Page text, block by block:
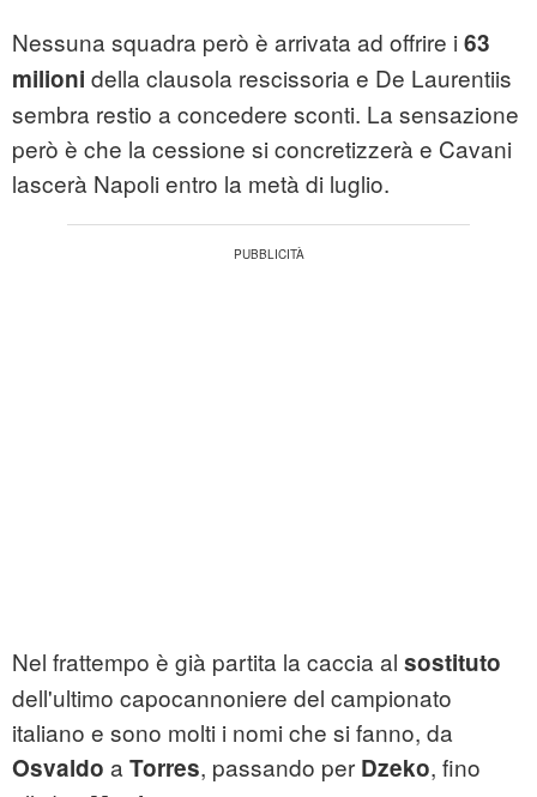
Nessuna squadra però è arrivata ad offrire i 63
milioni della clausola rescissoria e De Laurentiis
sembra restio a concedere sconti. La sensazione
però è che la cessione si concretizzerà e Cavani
lascerà Napoli entro la metà di luglio.
Nel frattempo è già partita la caccia al sostituto
dell'ultimo capocannoniere del campionato
italiano e sono molti i nomi che si fanno, da
Osvaldo a Torres, passando per Dzeko, fino